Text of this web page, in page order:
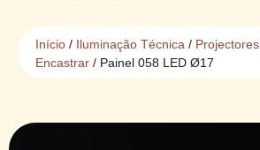
Início / Iluminação Técnica / Projectores
Encastrar / Painel 058 LED Ø17